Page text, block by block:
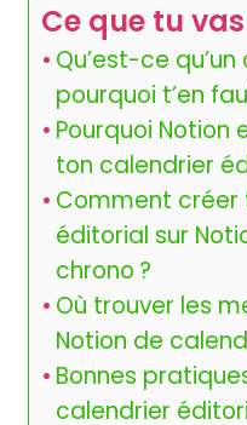
Ce que tu
Qu’est-ce
pourquoi t’en
Pourquoi Notion
ton calendrier
Comment créer
éditorial sur
chrono ?
Où trouver les
Notion de
Bonnes
calendrier